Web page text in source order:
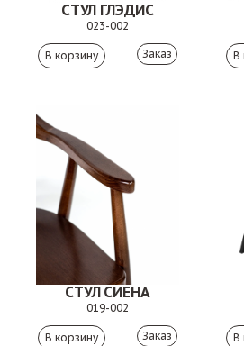
СТУЛ ГЛЭДИС
023-002
Заказ
СТУЛ СИЕНА
019-002
Заказ